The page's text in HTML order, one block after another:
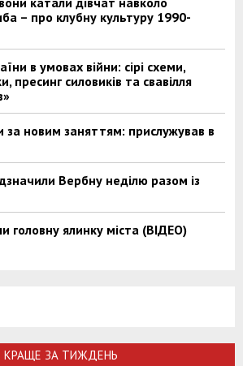
– про клубну культуру 1990-
в умовах війни: сірі схеми,
пресинг силовиків та свавілля
за новим заняттям: прислужував в
Вербну неділю разом із
головну ялинку міста (ВІДЕО)
КРАЩЕ ЗА ТИЖДЕНЬ